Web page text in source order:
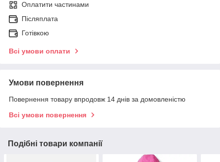
Оплатити частинами
Післяплата
Готівкою
Всі умови оплати
Умови повернення
Повернення товару впродовж 14 днів за домовленістю
Всі умови повернення
Подібні товари компанії